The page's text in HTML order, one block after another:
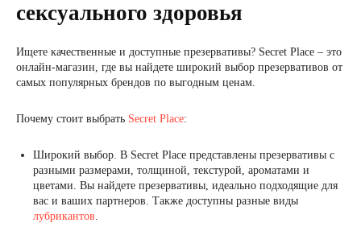
сексуального здоровья
Ищете качественные и доступные презервативы? Secret Place – это
онлайн-магазин, где вы найдете широкий выбор презервативов от
самых популярных брендов по выгодным ценам.
Почему стоит выбрать Secret Place:
Широкий выбор. В Secret Place представлены презервативы с
разными размерами, толщиной, текстурой, ароматами и
цветами. Вы найдете презервативы, идеально подходящие для
вас и ваших партнеров. Также доступны разные виды
лубрикантов.